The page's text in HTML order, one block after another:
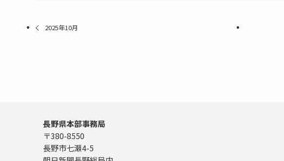
2025年10月
長野県本部事務局
〒380-8550
長野市七瀬4-5